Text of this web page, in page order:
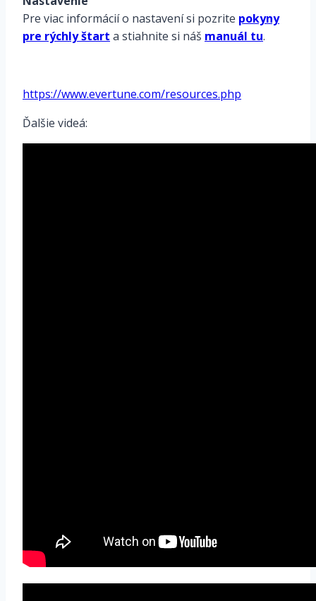
Pre viac informácií o nastavení si pozrite pokyny
pre rýchly štart a stiahnite si náš manuál tu.
https://www.evertune.com/resources.php
Ďalšie videá: